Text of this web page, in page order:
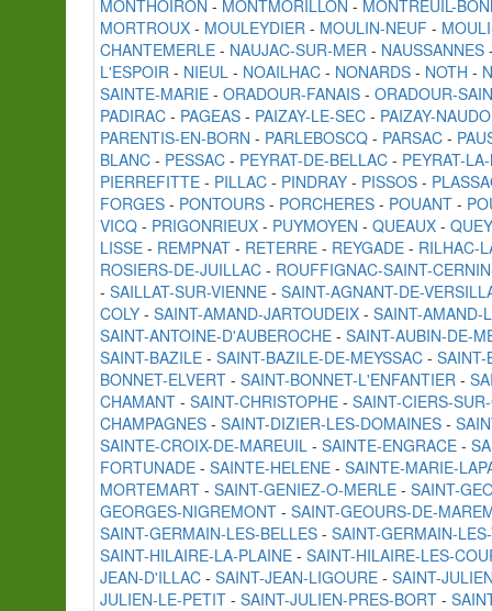
MONTHOIRON - MONTMORILLON - MONTREUIL-
MORTROUX - MOULEYDIER - MOULIN-NEUF -
CHANTEMERLE - NAUJAC-SUR-MER - NAUSSANNES
L'ESPOIR - NIEUL - NOAILHAC - NONARDS - NOTH -
SAINTE-MARIE - ORADOUR-FANAIS - ORADOUR-
PADIRAC - PAGEAS - PAIZAY-LE-SEC - PAIZAY-
PARENTIS-EN-BORN - PARLEBOSCQ - PARSAC -
BLANC - PESSAC - PEYRAT-DE-BELLAC - PEYRAT-
PIERREFITTE - PILLAC - PINDRAY - PISSOS -
FORGES - PONTOURS - PORCHERES - POUANT -
VICQ - PRIGONRIEUX - PUYMOYEN - QUEAUX -
LISSE - REMPNAT - RETERRE - REYGADE - RILHAC-
ROSIERS-DE-JUILLAC - ROUFFIGNAC-SAINT-
- SAILLAT-SUR-VIENNE - SAINT-AGNANT-DE-
COLY - SAINT-AMAND-JARTOUDEIX - SAINT-AMAND-
SAINT-ANTOINE-D'AUBEROCHE - SAINT-AUBIN-DE-
SAINT-BAZILE - SAINT-BAZILE-DE-MEYSSAC - SAINT-
BONNET-ELVERT - SAINT-BONNET-L'ENFANTIER -
CHAMANT - SAINT-CHRISTOPHE - SAINT-CIERS-
CHAMPAGNES - SAINT-DIZIER-LES-DOMAINES -
SAINTE-CROIX-DE-MAREUIL - SAINTE-ENGRACE -
FORTUNADE - SAINTE-HELENE - SAINTE-MARIE-
MORTEMART - SAINT-GENIEZ-O-MERLE - SAINT-
GEORGES-NIGREMONT - SAINT-GEOURS-DE-
SAINT-GERMAIN-LES-BELLES - SAINT-GERMAIN-
SAINT-HILAIRE-LA-PLAINE - SAINT-HILAIRE-LES-
JEAN-D'ILLAC - SAINT-JEAN-LIGOURE - SAINT-
JULIEN-LE-PETIT - SAINT-JULIEN-PRES-BORT -